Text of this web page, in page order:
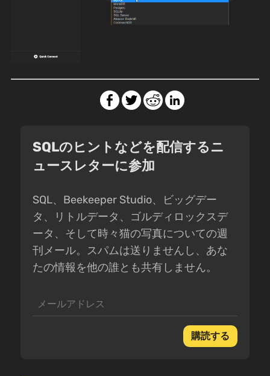
SQLのヒントなどを配信するニ
ュースレターに参加
SQL、Beekeeper Studio、ビッグデー
タ、リトルデータ、ゴルディロックスデ
ータ、そして時々猫の写真についての週
刊メール。スパムは送りませんし、あな
たの情報を他の誰とも共有しません。
購読する